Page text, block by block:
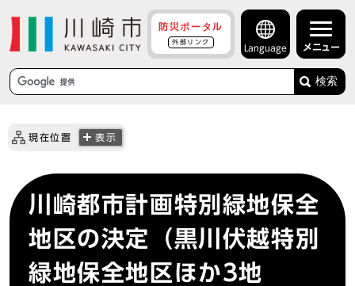
防災ポータル
外部リンク
Language メニュー
検索
現在位置 表示
川崎都市計画特別緑地保全
地区の決定（黒川伏越特別
緑地保全地区ほか3地